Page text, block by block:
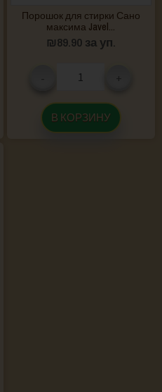
Порошок для стирки Сано
максима Javel...
₪89.90 за уп.
В КОРЗИНУ